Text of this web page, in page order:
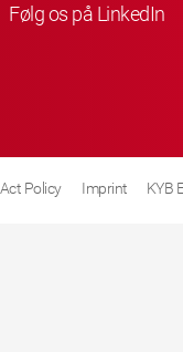
Følg os på LinkedIn
Policy Imprint KYB